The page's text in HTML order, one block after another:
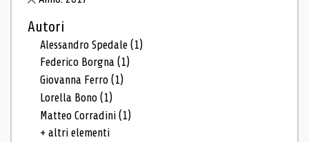
Autori
Alessandro Spedale(1)
Federico Borgna(1)
Giovanna Ferro(1)
Lorella Bono(1)
Matteo Corradini(1)
+ altri elementi